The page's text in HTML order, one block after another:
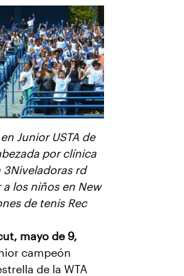
Junior USTA de
por clínica
3Niveladoras rd
los niños en New
de tenis Rec
mayo de 9,
campeón
de la WTA